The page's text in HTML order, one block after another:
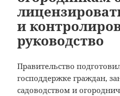
и
руководство
Правительство
господдержке граждан,
садоводством и